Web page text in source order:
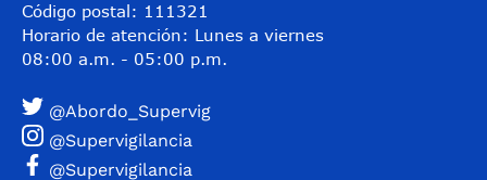
Código postal: 111321
Horario de atención: Lunes a viernes
08:00 a.m. - 05:00 p.m.
@Abordo_Supervig
@Supervigilancia
@Supervigilancia